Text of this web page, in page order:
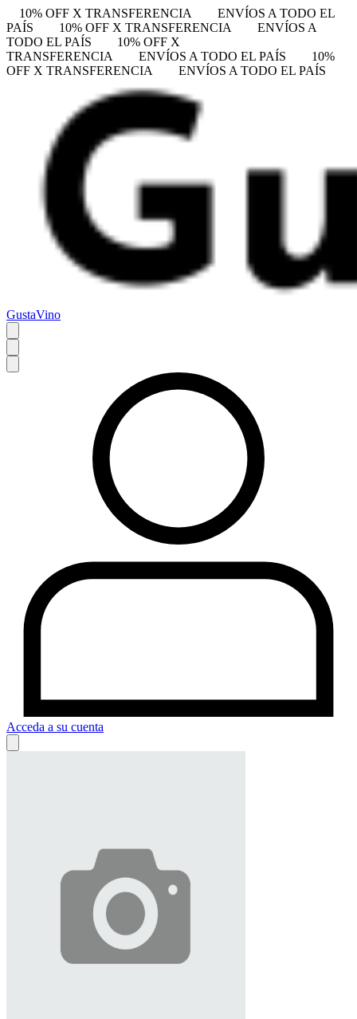
10% OFF X TRANSFERENCIA
ENVÍOS A TODO EL
PAÍS
10% OFF X TRANSFERENCIA
ENVÍOS A
TODO EL PAÍS
10% OFF X
TRANSFERENCIA
ENVÍOS A TODO EL PAÍS
10%
OFF X TRANSFERENCIA
ENVÍOS A TODO EL PAÍS
GustaVino
Acceda a su cuenta